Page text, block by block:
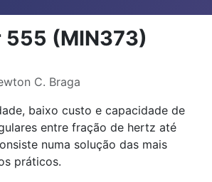
555 (MIN373)
C. Braga
baixo custo e capacidade de
entre fração de hertz até
numa solução das mais
práticos.